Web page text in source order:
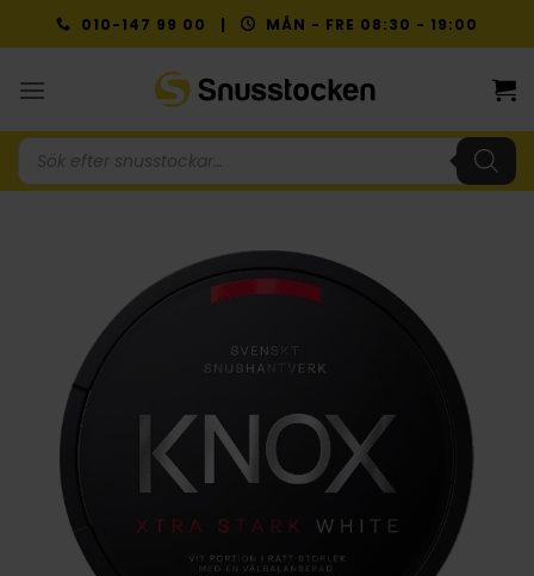
to
010-147 99 00 | MÅN - FRE 08:30 - 19:00
Produktsökning